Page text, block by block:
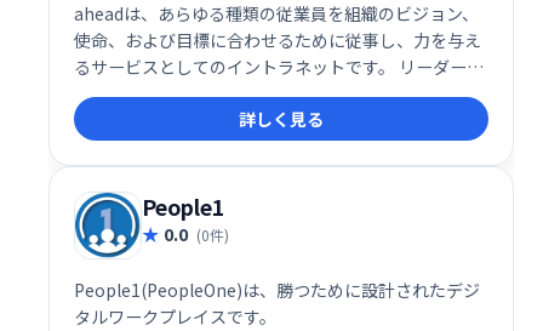
aheadは、あらゆる種類の従業員を組織のビジョン、
使命、および目標に合わせるために従事し、力を与え
るサービスとしてのイントラネットです。 リーダーは
関連する洞察を得て、インフルエンサーを特定し、企
業文化を形成するために適切な行動を取ることができ
ます。
詳しく見る
People1
0.0 (0件)
People1(PeopleOne)は、勝つために設計されたデジ
タルワークプレイスです。